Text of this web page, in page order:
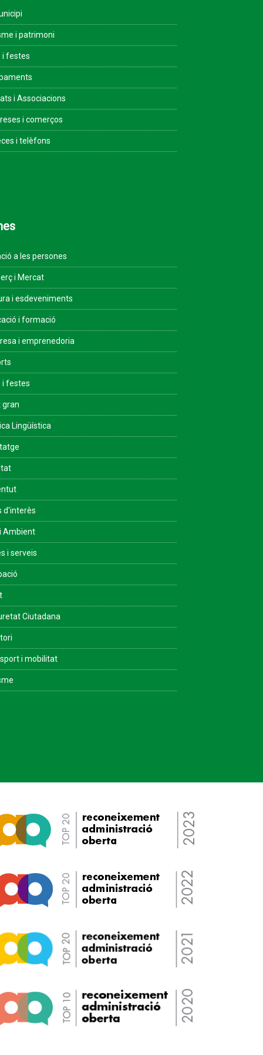
i patrimoni
i festes
i Associacions
i comerços
i telèfons
a les persones
i Mercat
i esdeveniments
i formació
i emprenedoria
i festes
gran
Lingüística
d'interès
Ambient
i serveis
Ciutadana
i mobilitat